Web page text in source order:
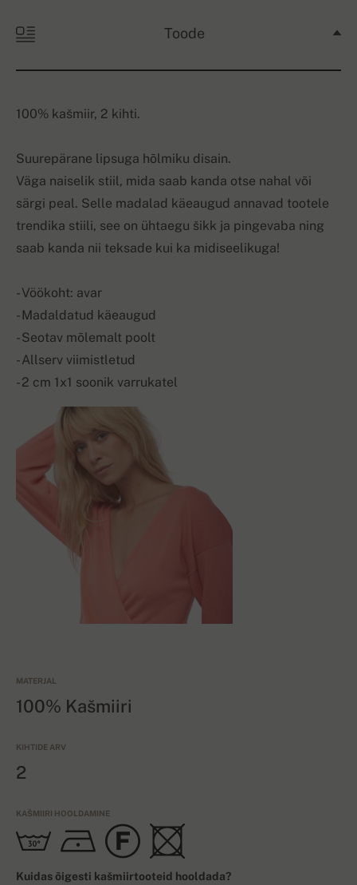
Toode
100% kašmiir, 2 kihti.
Suurepärane lipsuga hõlmiku disain.
Väga naiselik stiil, mida saab kanda otse nahal või
särgi peal. Selle madalad käeaugud annavad tootele
trendika stiili, see on ühtaegu šikk ja pingevaba ning
saab kanda nii teksade kui ka midiseelikuga!
- Vöökoht: avar
- Madaldatud käeaugud
- Seotav mõlemalt poolt
- Allserv viimistletud
- 2 cm 1x1 soonik varrukatel
MATERJAL
100% Kašmiiri
KIHTIDE ARV
2
KAŠMIIRI HOOLDAMINE
Kuidas õigesti kašmiirtooteid hooldada?